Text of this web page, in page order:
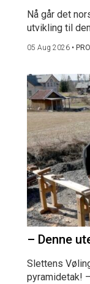
Nå går det
utvikling til
05 Aug 2026 •
– Denne
Slettens
pyramidetak!